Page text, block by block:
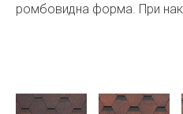
ромбовидна форма. При